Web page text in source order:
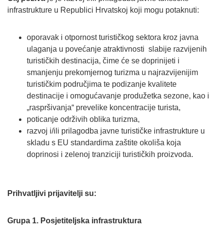
infrastrukture u Republici Hrvatskoj koji mogu potaknuti:
oporavak i otpornost turističkog sektora kroz javna
ulaganja u povećanje atraktivnosti slabije razvijenih
turističkih destinacija, čime će se doprinijeti i
smanjenju prekomjernog turizma u najrazvijenijim
turističkim područjima te podizanje kvalitete
destinacije i omogućavanje produžetka sezone, kao i
„raspršivanja“ prevelike koncentracije turista,
poticanje održivih oblika turizma,
razvoj i/ili prilagodba javne turističke infrastrukture u
skladu s EU standardima zaštite okoliša koja
doprinosi i zelenoj tranziciji turističkih proizvoda.
Prihvatljivi prijavitelji su:
Grupa 1. Posjetiteljska infrastruktura